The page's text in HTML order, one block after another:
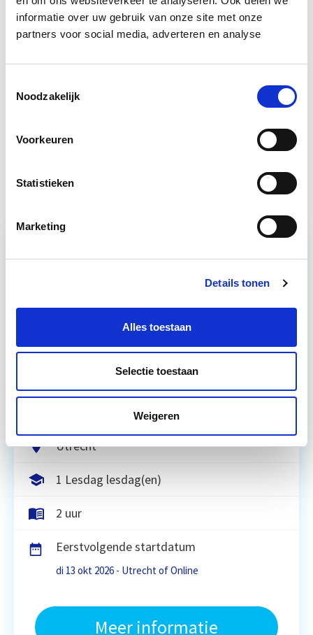
informatie over uw gebruik van onze site met onze
partners voor social media, adverteren en analyse
Noodzakelijk
Voorkeuren
Statistieken
Marketing
Details tonen
Alles toestaan
Selectie toestaan
Weigeren
in deze opleidingen:
Compliance: Wet- en regelgeving –
Toegankelijkheid Gebouwen
kunnen worden op basis van internationale
normen en richtlijnen. Lees verder
Utrecht
1 Lesdag lesdag(en)
2 uur
Eerstvolgende startdatum
di 13 okt 2026 - Utrecht of Online
Meer informatie